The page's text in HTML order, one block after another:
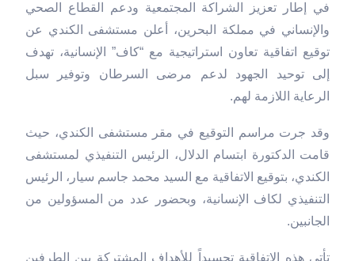
في إطار تعزيز الشراكة المجتمعية ودعم القطاع الصحي
والإنساني في مملكة البحرين، أعلن مستشفى الكندي عن
توقيع اتفاقية تعاون استراتيجية مع “كاف” الإنسانية، تهدف
إلى توحيد الجهود لدعم مرضى السرطان وتوفير سبل
الرعاية اللازمة لهم.
وقد جرت مراسم التوقيع في مقر مستشفى الكندي، حيث
قامت الدكتورة ابتسام الدلال، الرئيس التنفيذي لمستشفى
الكندي، بتوقيع الاتفاقية مع السيد محمد جاسم سيار، الرئيس
التنفيذي لكاف الإنسانية، وبحضور عدد من المسؤولين من
الجانبين.
تأتي هذه الاتفاقية تجسيداً للأهداف المشتركة بين الطرفين